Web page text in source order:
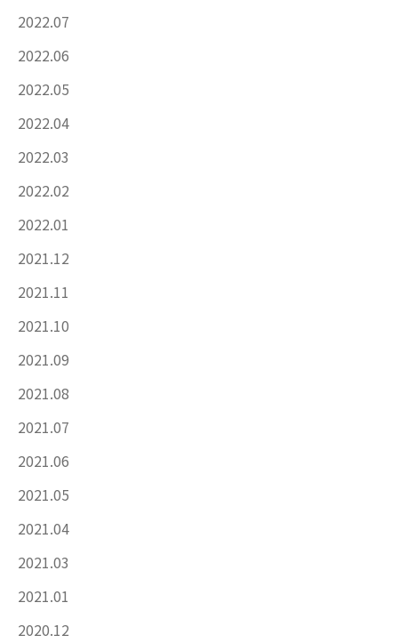
2022.07
2022.06
2022.05
2022.04
2022.03
2022.02
2022.01
2021.12
2021.11
2021.10
2021.09
2021.08
2021.07
2021.06
2021.05
2021.04
2021.03
2021.01
2020.12